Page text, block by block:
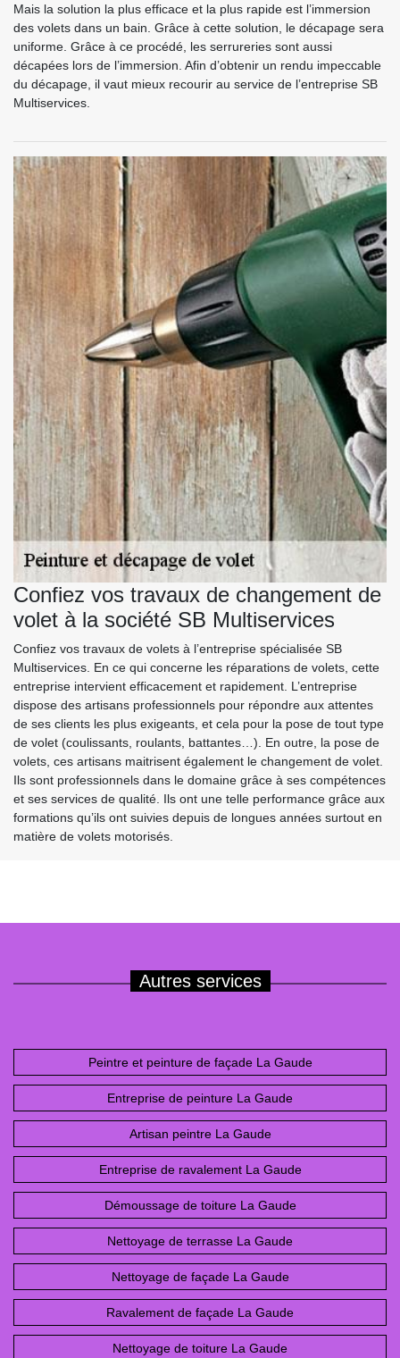
Mais la solution la plus efficace et la plus rapide est l’immersion
des volets dans un bain. Grâce à cette solution, le décapage sera
uniforme. Grâce à ce procédé, les serrureries sont aussi
décapées lors de l’immersion. Afin d’obtenir un rendu impeccable
du décapage, il vaut mieux recourir au service de l’entreprise SB
Multiservices.
Confiez vos travaux de changement de
volet à la société SB Multiservices
Confiez vos travaux de volets à l’entreprise spécialisée SB
Multiservices. En ce qui concerne les réparations de volets, cette
entreprise intervient efficacement et rapidement. L’entreprise
dispose des artisans professionnels pour répondre aux attentes
de ses clients les plus exigeants, et cela pour la pose de tout type
de volet (coulissants, roulants, battantes…). En outre, la pose de
volets, ces artisans maitrisent également le changement de volet.
Ils sont professionnels dans le domaine grâce à ses compétences
et ses services de qualité. Ils ont une telle performance grâce aux
formations qu’ils ont suivies depuis de longues années surtout en
matière de volets motorisés.
Autres services
Peintre et peinture de façade La Gaude
Entreprise de peinture La Gaude
Artisan peintre La Gaude
Entreprise de ravalement La Gaude
Démoussage de toiture La Gaude
Nettoyage de terrasse La Gaude
Nettoyage de façade La Gaude
Ravalement de façade La Gaude
Nettoyage de toiture La Gaude